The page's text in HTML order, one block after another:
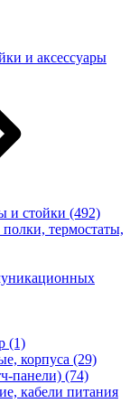
и аксессуары
и стойки (492)
термостаты,
(1)
корпуса (29)
панели) (74)
кабели питания